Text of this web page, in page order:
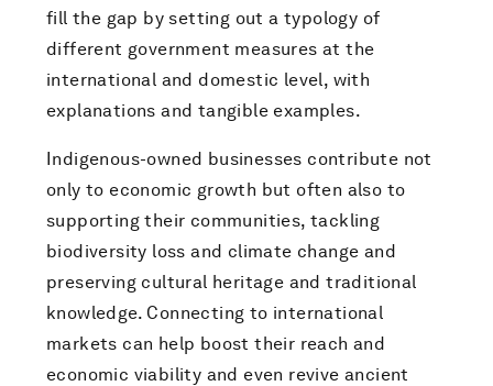
fill the gap by setting out a typology of
different government measures at the
international and domestic level, with
explanations and tangible examples.
Indigenous-owned businesses contribute not
only to economic growth but often also to
supporting their communities, tackling
biodiversity loss and climate change and
preserving cultural heritage and traditional
knowledge. Connecting to international
markets can help boost their reach and
economic viability and even revive ancient